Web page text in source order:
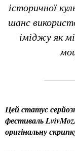
історичної
шанс
іміджу як
Цей статус
фестиваль
оригінальну